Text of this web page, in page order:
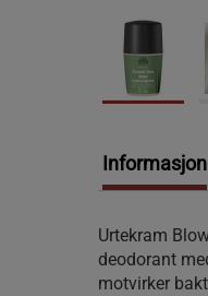
Informasjon
Urtekram
deodorant
motvirker